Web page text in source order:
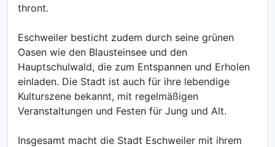
thront.
Eschweiler besticht zudem durch seine grünen
Oasen wie den Blausteinsee und den
Hauptschulwald, die zum Entspannen und Erholen
einladen. Die Stadt ist auch für ihre lebendige
Kulturszene bekannt, mit regelmäßigen
Veranstaltungen und Festen für Jung und Alt.
Insgesamt macht die Stadt Eschweiler mit ihrem